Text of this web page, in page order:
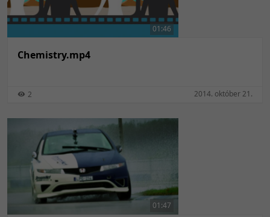
01:46
Chemistry.mp4
2 2014. október 21.
01:47